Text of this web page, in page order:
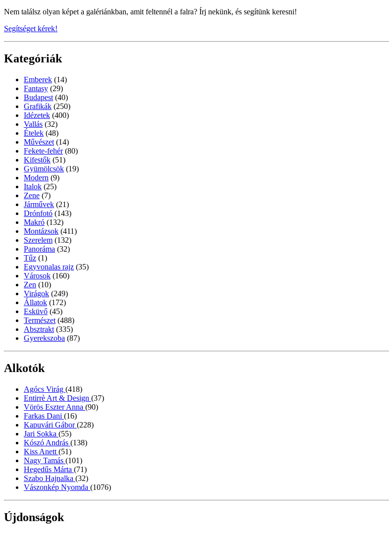
Nem találsz olyan képet a galériánkban, amit feltennél a falra? Írj nekünk, és segítünk keresni!
Segítséget kérek!
Kategóriák
Emberek (14)
Fantasy (29)
Budapest (40)
Grafikák (250)
Idézetek (400)
Vallás (32)
Ételek (48)
Művészet (14)
Fekete-fehér (80)
Kifestők (51)
Gyümölcsök (19)
Modern (9)
Italok (25)
Zene (7)
Járművek (21)
Drónfotó (143)
Makró (132)
Montázsok (411)
Szerelem (132)
Panoráma (32)
Tűz (1)
Egyvonalas rajz (35)
Városok (160)
Zen (10)
Virágok (249)
Állatok (172)
Esküvő (45)
Természet (488)
Absztrakt (335)
Gyerekszoba (87)
Alkotók
Agócs Virág (418)
Entirrè Art & Design (37)
Vörös Eszter Anna (90)
Farkas Dani (16)
Kapuvári Gábor(228)
Jari Sokka (55)
Kószó András (138)
Kiss Anett (51)
Nagy Tamás (101)
Hegedűs Márta (71)
Szabo Hajnalka (32)
Vászonkép Nyomda (1076)
Újdonságok